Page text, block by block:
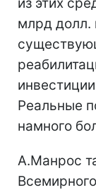
млрд долл.
Реальные
намного
А.Манрос